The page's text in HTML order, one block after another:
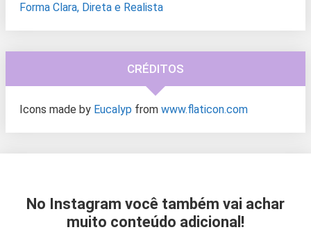
Forma Clara, Direta e Realista
CRÉDITOS
Icons made by Eucalyp from www.flaticon.com
No Instagram você também vai achar
muito conteúdo adicional!